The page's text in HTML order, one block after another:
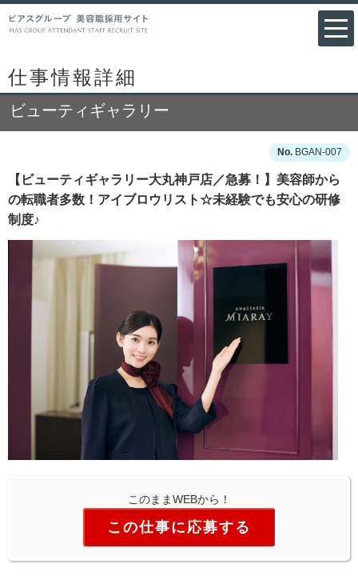
仕事情報詳細
ビューティギャラリー
BGAN-007
【ビューティギャラリー大丸神戸店／急募！】美容師から
の転職者多数！アイブロウリスト☆未経験でも安心の研修
制度♪
このままWEBから！
この仕事に応募する